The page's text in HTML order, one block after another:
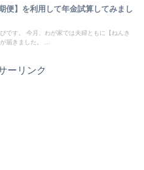
便】を利用して年金試算してみまし
です。 今月、わが家では夫婦ともに【ねんき
届きました。 ...
ーリンク